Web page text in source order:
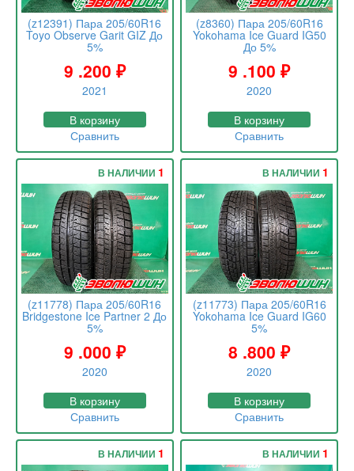
(z12391) Пара 205/60R16
Toyo Observe Garit GIZ До
5%
9 .200 ₽
2021
В корзину
Сравнить
(z8360) Пара 205/60R16
Yokohama Ice Guard IG50
До 5%
9 .100₽
2020
В корзину
Сравнить
(z11778) Пара 205/60R16
Bridgestone Ice Partner 2 До
5%
9 .000 ₽
2020
В НАЛИЧИИ 1
В корзину
Сравнить
(z11773) Пара 205/60R16
Yokohama Ice Guard IG60
5%
8 .800₽
2020
В НАЛИЧИИ 1
В корзину
Сравнить
В НАЛИЧИИ 1 В НАЛИЧИИ 1